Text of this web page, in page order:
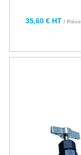
35,60 € HT / Pièce